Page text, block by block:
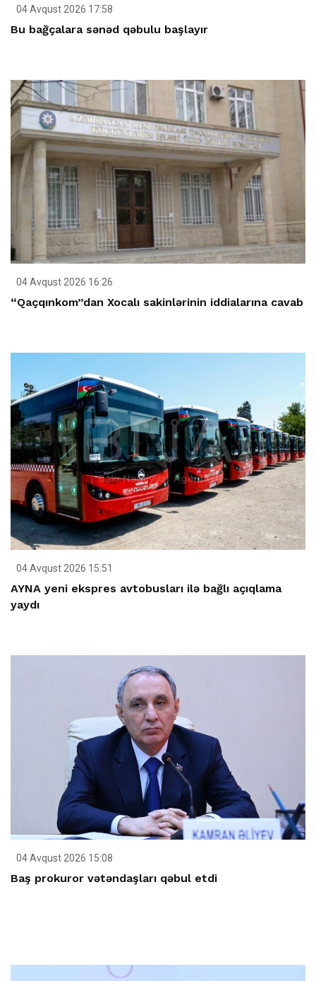
04 Avqust 2026 17:58
Bu bağçalara sənəd qəbulu başlayır
04 Avqust 2026 16:26
“Qaçqınkom”dan Xocalı sakinlərinin iddialarına cavab
04 Avqust 2026 15:51
AYNA yeni ekspres avtobusları ilə bağlı açıqlama
yaydı
04 Avqust 2026 15:08
Baş prokuror vətəndaşları qəbul etdi